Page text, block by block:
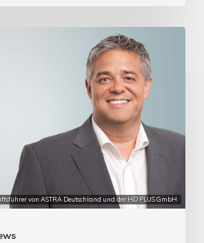
von ASTRA Deutschland und der HD PLUS GmbH